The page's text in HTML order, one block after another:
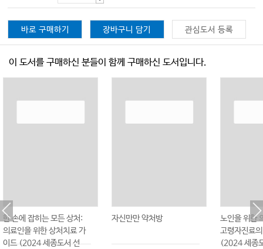
바로 구매하기 장바구니 담기 관심도서 등록
이 도서를 구매하신 분들이 함께 구매하신 도서입니다.
한 손에 잡히는 모든 상처:
의료인을 위한 상처치료 가
이드 (2024 세종도서 선
자신만만 약처방
노인을 위한
고령자진료
(2024 세종